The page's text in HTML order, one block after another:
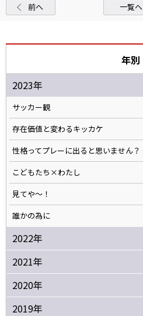
前へ 一覧へ
年別
2023年
サッカー観
存在価値と変わるキッカケ
性格ってプレーに出ると思いません？
こどもたち×わたし
見てや～！
誰かの為に
2022年
2021年
2020年
2019年